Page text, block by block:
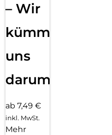
– Wir
kümmern
uns
darum!
ab 7,49 €
inkl. MwSt.
Mehr